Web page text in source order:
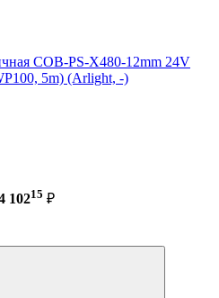
COB-PS-X480-12mm 24V
5m) (Arlight, -)
10215 ₽